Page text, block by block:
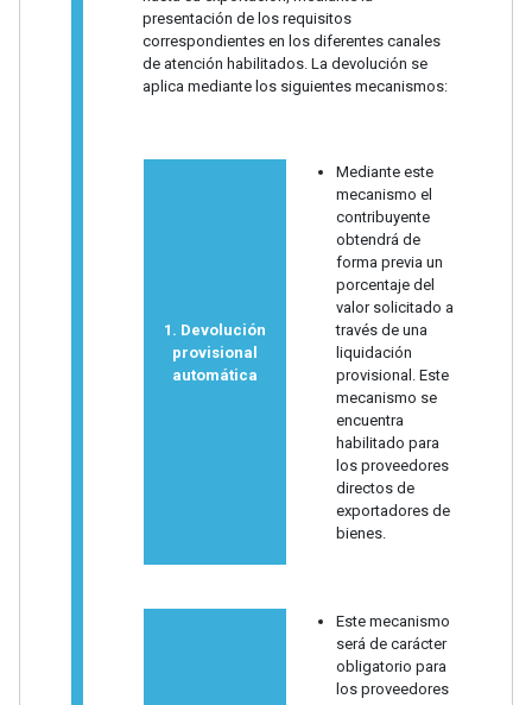
presentación de los requisitos
correspondientes en los diferentes canales
de atención habilitados. La devolución se
aplica mediante los siguientes mecanismos:
1. Devolución
provisional
automática
Mediante este
mecanismo el
contribuyente
obtendrá de
forma previa un
porcentaje del
valor solicitado a
través de una
liquidación
provisional. Este
mecanismo se
encuentra
habilitado para
los proveedores
directos de
exportadores de
bienes.
Este mecanismo
será de carácter
obligatorio para
los proveedores